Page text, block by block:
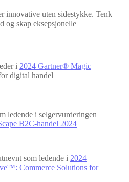
innovative uten sidestykke. Tenk
og skap eksepsjonelle
i 2024 Gartner® Magic
digital handel
ledende i selgervurderingen
B2C-handel 2024
som ledende i 2024
Commerce Solutions for